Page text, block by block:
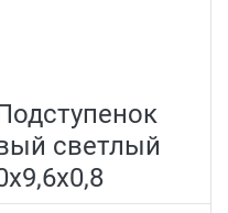
светлый